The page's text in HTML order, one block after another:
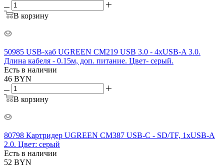
В корзину
50985 USB-хаб UGREEN CM219 USB 3.0 - 4xUSB-A 3.0.
Длина кабеля - 0.15м, доп. питание. Цвет- серый.
Есть в наличии
46 BYN
В корзину
80798 Картридер UGREEN CM387 USB-C - SD/TF, 1xUSB-A
2.0. Цвет: серый
Есть в наличии
52 BYN